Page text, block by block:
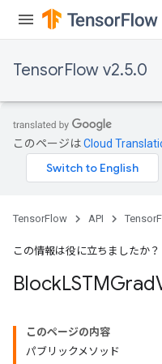
TensorFlow v2.5.0
このページはCloud
TensorFlow API
この情報は役に立ちましたか？
BlockLSTMGrad
このページの内容
パブリックメソッド